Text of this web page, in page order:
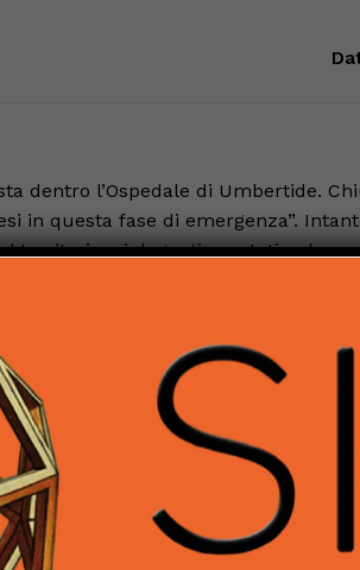
dentro l’Ospedale di Umbertide.
in questa fase di emergenza”.
territorio e i degenti spostati nel
e dei suoi servizi. Siamo in
sta calando (così si deduce dai
di Umbertide?
mesi la RSA non venisse
allora torneremo a mobilitare la
di parte ma è questione di